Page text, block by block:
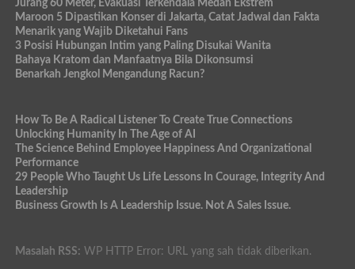
Jurang 60 Meter, Evakuasi Terkendala Medan Ekstrem
Maroon 5 Dipastikan Konser di Jakarta, Catat Jadwal dan Fakta
Menarik yang Wajib Diketahui Fans
3 Posisi Hubungan Intim yang Paling Disukai Wanita
Bahaya Kratom dan Manfaatnya Bila Dikonsumsi
Benarkah Jengkol Mengandung Racun?
How To Be A Radical Listener To Create True Connections
Unlocking Humanity In The Age of AI
The Science Behind Employee Happiness And Organizational
Performance
29 People Who Taught Us Life Lessons In Courage, Integrity And
Leadership
Business Growth Is A Leadership Issue. Not A Sales Issue.
Masalah RSS: WP HTTP Error: URL yang sah tidak diberikan.